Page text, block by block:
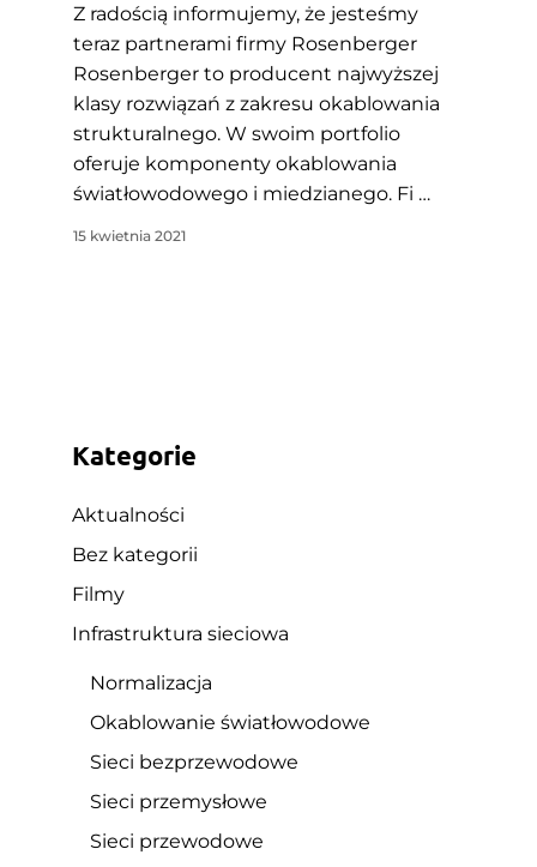
Z radością informujemy, że jesteśmy
teraz partnerami firmy Rosenberger
Rosenberger to producent najwyższej
klasy rozwiązań z zakresu okablowania
strukturalnego. W swoim portfolio
oferuje komponenty okablowania
światłowodowego i miedzianego. Fi …
15 kwietnia 2021
Kategorie
Aktualności
Bez kategorii
Filmy
Infrastruktura sieciowa
Normalizacja
Okablowanie światłowodowe
Sieci bezprzewodowe
Sieci przemysłowe
Sieci przewodowe